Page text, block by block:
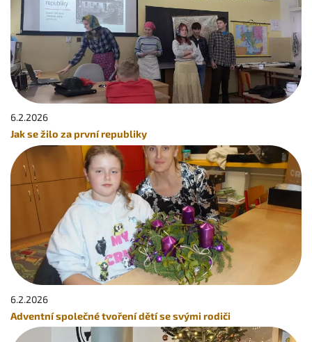
6.2.2026
Jak se žilo za první republiky
6.2.2026
Adventní společné tvoření dětí se svými rodiči